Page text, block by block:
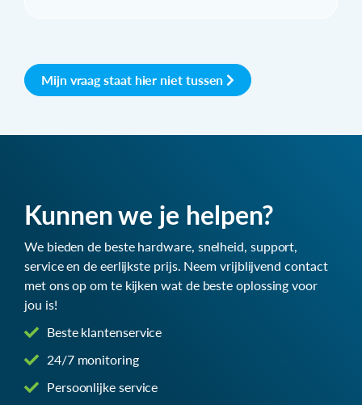
Mijn vraag staat hier niet tussen
Kunnen we je helpen?
We bieden de beste hardware, snelheid, support,
service en de eerlijkste prijs. Neem vrijblijvend contact
met ons op om te kijken wat de beste oplossing voor
jou is!
Beste klantenservice
24/7 monitoring
Persoonlijke service